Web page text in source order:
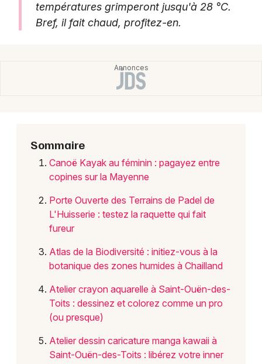
Actus à Laval
53 - Mayenne
Choisir mes départements
Mon email
Je m'abonne
températures grimperont jusqu'à 28 °C.
Bref, il fait chaud, profitez-en.
Sommaire
Canoë Kayak au féminin : pagayez entre
copines sur la Mayenne
Porte Ouverte des Terrains de Padel de
L'Huisserie : testez la raquette qui fait
fureur
Atlas de la Biodiversité : initiez-vous à la
botanique des zones humides à Chailland
Atelier crayon aquarelle à Saint-Ouën-des-
Toits : dessinez et colorez comme un pro
(ou presque)
Atelier dessin caricature manga kawaii à
Saint-Ouën-des-Toits : libérez votre inner